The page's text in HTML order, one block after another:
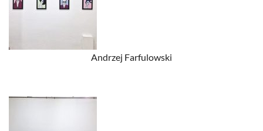
Andrzej Farfulowski